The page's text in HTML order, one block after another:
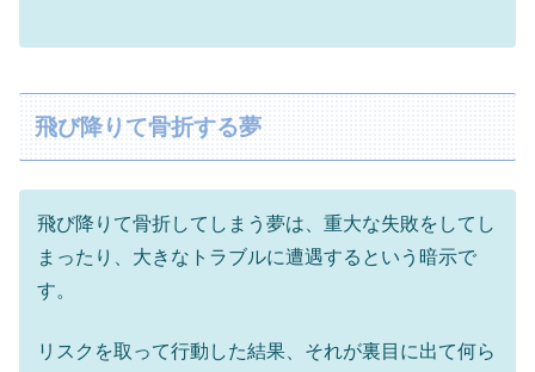
飛び降りて骨折する夢
飛び降りて骨折してしまう夢は、重大な失敗をしてし
まったり、大きなトラブルに遭遇するという暗示で
す。
リスクを取って行動した結果、それが裏目に出て何ら